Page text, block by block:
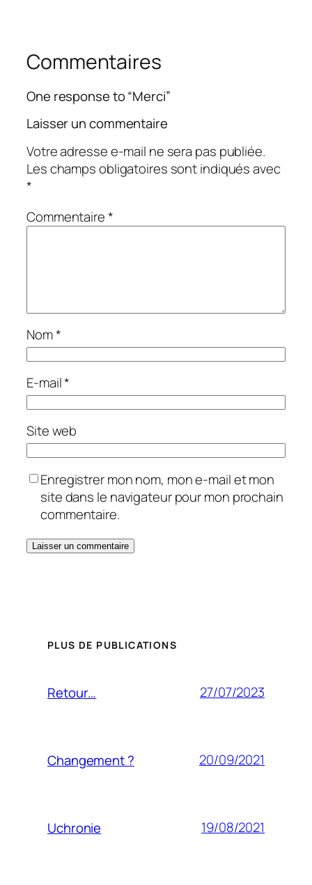
Commentaires
One response to “Merci”
Laisser un commentaire
Votre adresse e-mail ne sera pas publiée.
Les champs obligatoires sont indiqués avec
*
Commentaire*
Nom*
E-mail*
Site web
Enregistrer mon nom, mon e-mail et mon
site dans le navigateur pour mon prochain
commentaire.
PLUS DE PUBLICATIONS
Retour… 27/07/2023
Changement ? 20/09/2021
Uchronie 19/08/2021